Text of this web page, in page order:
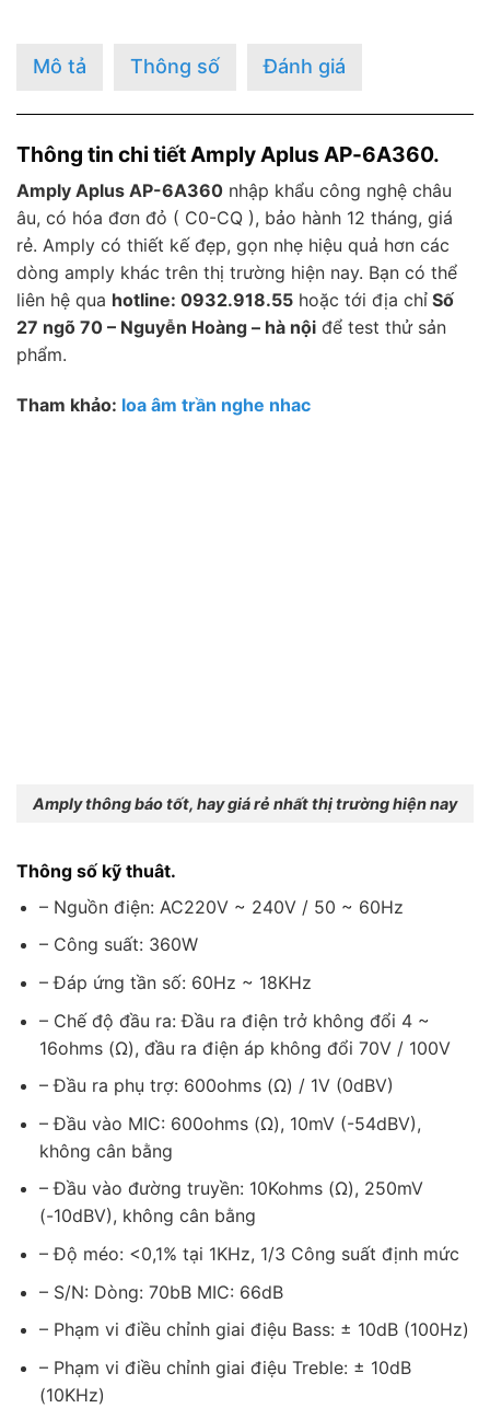
Mô tả Thông số Đánh giá
Thông tin chi tiết Amply Aplus AP-6A360.
Amply Aplus AP-6A360 nhập khẩu công nghệ châu
âu, có hóa đơn đỏ ( C0-CQ ), bảo hành 12 tháng, giá
rẻ. Amply có thiết kế đẹp, gọn nhẹ hiệu quả hơn các
dòng amply khác trên thị trường hiện nay. Bạn có thể
liên hệ qua hotline: 0932.918.55 hoặc tới địa chỉ Số
27 ngõ 70 – Nguyễn Hoàng – hà nội để test thử sản
phẩm.
Tham khảo: loa âm trần nghe nhac
Amply thông báo tốt, hay giá rẻ nhất thị trường hiện nay
Thông số kỹ thuât.
– Nguồn điện: AC220V ~ 240V / 50 ~ 60Hz
– Công suất: 360W
– Đáp ứng tần số: 60Hz ~ 18KHz
– Chế độ đầu ra: Đầu ra điện trở không đổi 4 ~
16ohms (Ω), đầu ra điện áp không đổi 70V / 100V
– Đầu ra phụ trợ: 600ohms (Ω) / 1V (0dBV)
– Đầu vào MIC: 600ohms (Ω), 10mV (-54dBV),
không cân bằng
– Đầu vào đường truyền: 10Kohms (Ω), 250mV
(-10dBV), không cân bằng
– Độ méo: <0,1% tại 1KHz, 1/3 Công suất định mức
– S/N: Dòng: 70bB MIC: 66dB
– Phạm vi điều chỉnh giai điệu Bass: ± 10dB (100Hz)
– Phạm vi điều chỉnh giai điệu Treble: ± 10dB
(10KHz)